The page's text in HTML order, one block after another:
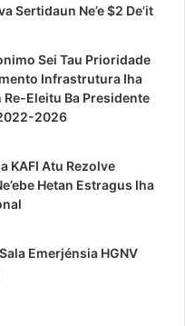
Sertidaun Ne’e $2 De’it
Sei Tau Prioridade
Infrastrutura Iha
Eleitu Ba Presidente
2026
KAFI Atu Rezolve
Hetan Estragus Iha
Emerjénsia HGNV